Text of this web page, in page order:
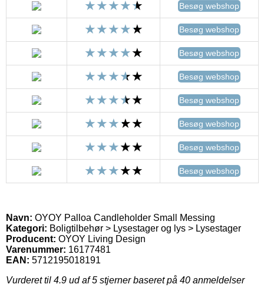
Besøg webshop
Besøg webshop
Besøg webshop
Besøg webshop
Besøg webshop
Besøg webshop
Besøg webshop
Besøg webshop
Navn: OYOY Palloa Candleholder Small Messing
Kategori: Boligtilbehør > Lysestager og lys > Lysestager
Producent: OYOY Living Design
Varenummer: 16177481
EAN: 5712195018191
Vurderet til 4.9 ud af 5 stjerner baseret på 40 anmeldelser